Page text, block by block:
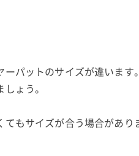
パットのサイズが違います。
ょう。
もサイズが合う場合があり